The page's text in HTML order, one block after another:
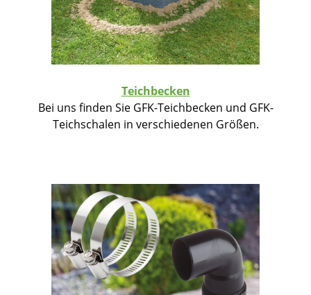
Teichbecken
Bei uns finden Sie GFK-Teichbecken und GFK-
Teichschalen in verschiedenen Größen.